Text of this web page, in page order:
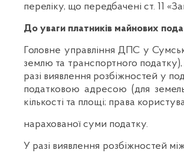
переліку, що передбачені ст. 11
До уваги платників майнових
Головне управління ДПС у
землю та транспортного податку),
разі виявлення розбіжностей у
податковою адресою (для
кількості та площі; права
нарахованої суми податку.
У разі виявлення розбіжностей